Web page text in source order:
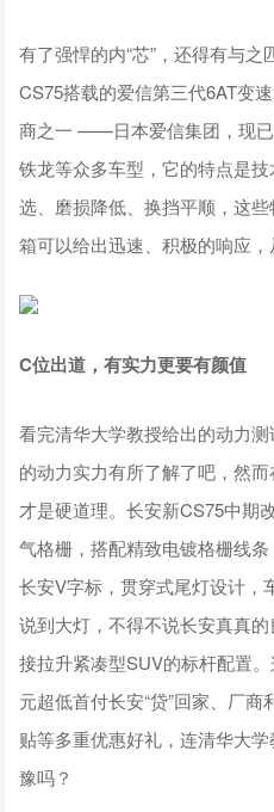
有了强悍的内“芯”，还得有与
CS75搭载的爱信第三代6AT变
商之一 ——日本爱信集团，现
铁龙等众多车型，它的特点是
选、磨损降低、换挡平顺，这
箱可以给出迅速、积极的响应，
C位出道，有实力更要有颜值
看完清华大学教授给出的动力
的动力实力有所了解了吧，然
才是硬道理。长安新CS75中期
气格栅，搭配精致电镀格栅线
长安V字标，贯穿式尾灯设计，
说到大灯，不得不说长安真真
接拉升紧凑型SUV的标杆配置
元超低首付长安“贷”回家、厂
贴等多重优惠好礼，连清华大
豫吗？